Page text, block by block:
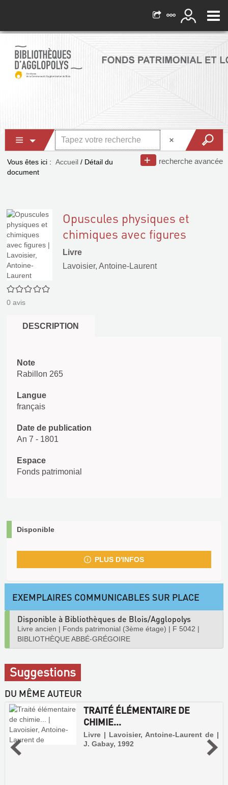
recherche avancée
Vous êtes ici : Accueil / Détail du
document
0/5
0 avis
Opuscules physiques et
chimiques avec figures
Livre
Lavoisier, Antoine-Laurent
DESCRIPTION
Note
Rabillon 265
Langue
français
Date de publication
An 7 - 1801
Espace
Fonds patrimonial
Disponible
PLUS D'INFOS
EXEMPLAIRES COMMUNICABLES SUR PLACE
Disponible à Bibliothèques de Blois/Agglopolys
Livre ancien | Fonds patrimonial (3ème étage) | F 5042 |
BIBLIOTHÈQUE ABBÉ-GRÉGOIRE
Suggestions
DU MÊME AUTEUR
TRAITÉ ÉLÉMENTAIRE DE
CHIMIE...
Livre | Lavoisier, Antoine-Laurent de |
J. Gabay, 1992